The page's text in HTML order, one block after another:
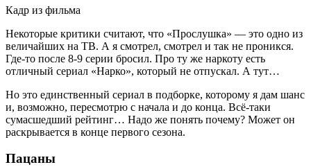
Кадр из фильма
Некоторые критики считают, что «Прослушка» — это одно из
величайших на ТВ. А я смотрел, смотрел и так не проникся.
Где-то после 8-9 серии бросил. Про ту же наркоту есть
отличный сериал «Нарко», который не отпускал. А тут…
Но это единственный сериал в подборке, которому я дам шанс
и, возможно, пересмотрю с начала и до конца. Всё-таки
сумасшедший рейтинг… Надо же понять почему? Может он
раскрывается в конце первого сезона.
Пацаны